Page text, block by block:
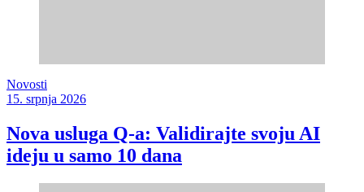
Novosti
15. srpnja 2026
Nova usluga Q-a: Validirajte svoju AI
ideju u samo 10 dana